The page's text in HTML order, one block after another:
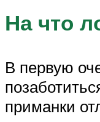
На что
В первую
приманки